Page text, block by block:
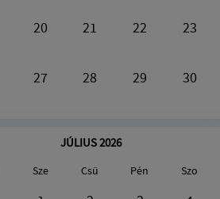
20 21 22 23
27 28 29 30
JÚLIUS 2026
Sze Csü Pén Szo